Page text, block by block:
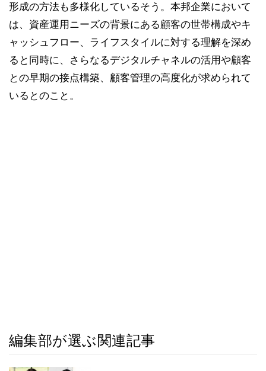
形成の方法も多様化しているそう。本邦企業において
は、資産運用ニーズの背景にある顧客の世帯構成やキ
ャッシュフロー、ライフスタイルに対する理解を深め
ると同時に、さらなるデジタルチャネルの活用や顧客
との早期の接点構築、顧客管理の高度化が求められて
いるとのこと。
編集部が選ぶ関連記事